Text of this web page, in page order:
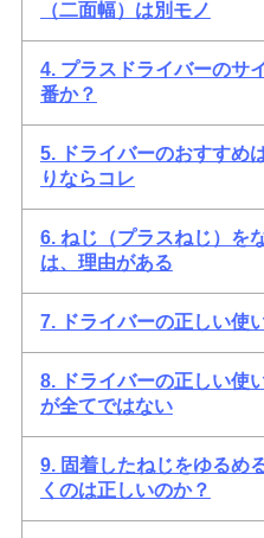
（二面幅）は別モノ
4. プラスドライバーのサ
番か？
5. ドライバーのおすす
りならコレ
6. ねじ（プラスねじ）を
は、理由がある
7. ドライバーの正しい使
8. ドライバーの正しい使
が全てではない
9. 固着したねじをゆるめ
くのは正しいのか？